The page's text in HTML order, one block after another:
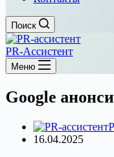
Поиск
PR-Ассистент
Меню
Google
16.04.2025